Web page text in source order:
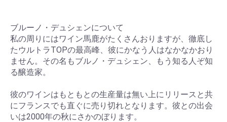
ブルーノ・デュシェンについて
私の周りにはワイン馬鹿がたくさんおりますが、徹底し
たウルトラTOPの最高峰、彼にかなう人はなかなかおり
ません。その名もブルノ・デュシェン、もう知る人ぞ知
る醸造家。
彼のワインはもともとの生産量は無い上にリリースと共
にフランスでも直ぐに売り切れとなります。彼との出会
いは2000年の秋にさかのぼります。